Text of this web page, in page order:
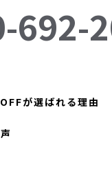
692-
が選ばれる理由